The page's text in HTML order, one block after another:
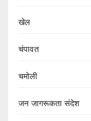
खेल
चंपावत
चमोली
जन जागरूकता संदेश